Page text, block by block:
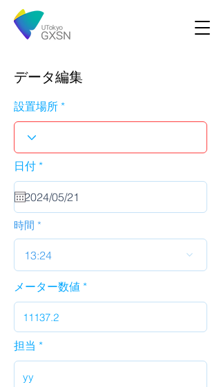
データ編集
設置場所
日付 *r
u
i
d
時間
13:24
メーター数値
担当